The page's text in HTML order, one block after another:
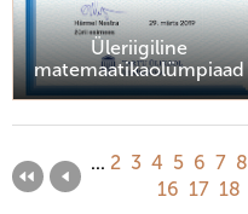
Üleriigiline
matemaatikaolümpiaad
... 2 3 4 5 6 7 8
16 17 18